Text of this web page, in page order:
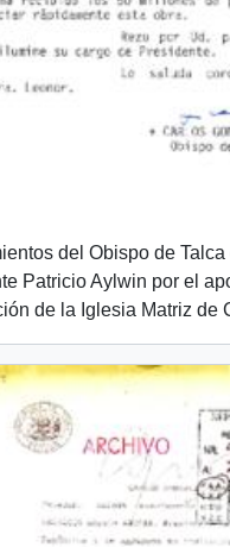
del Obispo de
Patricio Aylwin por el
de la Iglesia Matriz de